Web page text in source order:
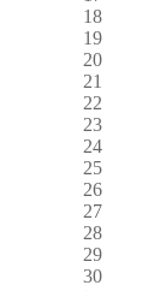
18
19
20
21
22
23
24
25
26
27
28
29
30